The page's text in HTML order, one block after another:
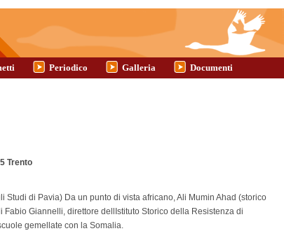
Periodico Galleria Documenti
Trento
Studi di Pavia) Da un punto di vista africano, Ali Mumin Ahad (storico
Giannelli, direttore dellIstituto Storico della Resistenza di
gemellate con la Somalia.